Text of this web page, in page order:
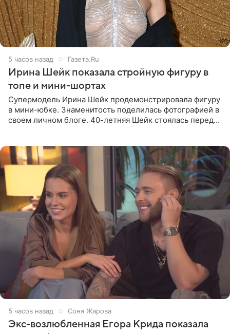
5 часов назад Газета.Ru
Ирина Шейк показала стройную фигуру в
топе и мини-шортах
Супермодель Ирина Шейк продемонстрировала фигуру
в мини-юбке. Знаменитость поделилась фотографией в
своем личном блоге. 40-летняя Шейк стоялась перед
5 часов назад Соня Жарова
Экс-возлюбленная Егора Крида показала